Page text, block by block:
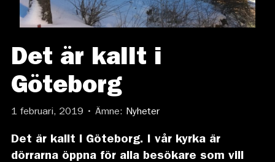
Det är kallt i
Göteborg
1 februari, 2019 • Ämne: Nyheter
Det är kallt i Göteborg. I vår kyrka är
dörrarna öppna för alla besökare som vill